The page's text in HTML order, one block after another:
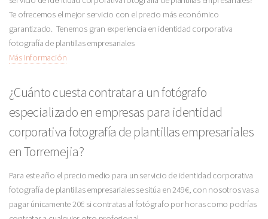
Te ofrecemos el mejor servicio con el precio más económico
garantizado. Tenemos gran experiencia en identidad corporativa
fotografía de plantillas empresariales
Más Información
¿Cuánto cuesta contratar a un fotógrafo
especializado en empresas para identidad
corporativa fotografía de plantillas empresariales
en Torremejia?
Para este año el precio medio para un servicio de identidad corporativa
fotografía de plantillas empresariales se sitúa en 249€, con nosotros vas a
pagar únicamente 20€ si contratas al fotógrafo por horas como podrías